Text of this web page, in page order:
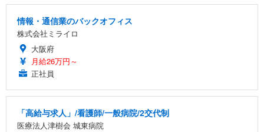
情報・通信業のバックオフィス
株式会社ミライロ
大阪府
月給26万円～
正社員
「高給与求人」/看護師/一般病院/2交代制
医療法人津樹会 城東病院